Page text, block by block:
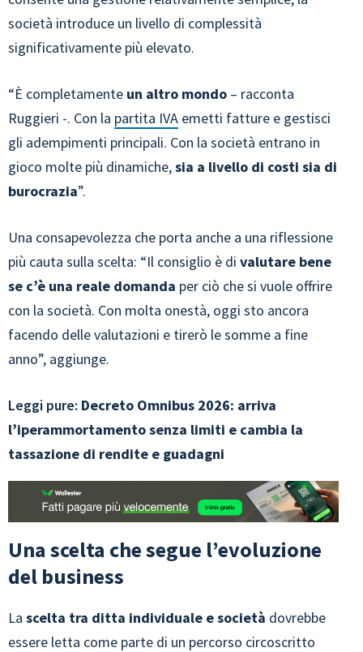
società introduce un livello di complessità
significativamente più elevato.
“È completamente un altro mondo – racconta
Ruggieri -. Con la partita IVA emetti fatture e gestisci
gli adempimenti principali. Con la società entrano in
gioco molte più dinamiche,sia a livello di costi sia di
burocrazia”.
Una consapevolezza che porta anche a una riflessione
più cauta sulla scelta: “Il consiglio è di valutare bene
se c’è una reale domanda per ciò che si vuole offrire
con la società. Con molta onestà, oggi sto ancora
facendo delle valutazioni e tirerò le somme a fine
anno”, aggiunge.
Leggi pure: Decreto Omnibus 2026: arriva
l’iperammortamento senza limiti e cambia la
tassazione di rendite e guadagni
Una scelta che segue l’evoluzione
del business
La scelta tra ditta individuale e società dovrebbe
essere letta come parte di un percorso circoscritto